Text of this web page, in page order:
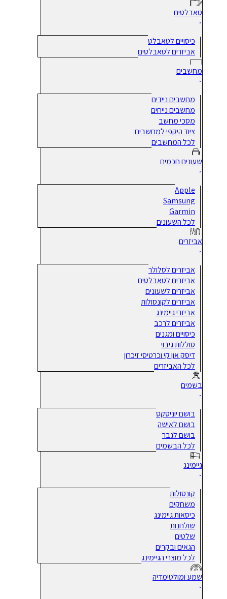
טאבלטים
כיסויים לטאבלט
אביזרים לטאבלטים
מחשבים
מחשבים ניידים
מחשבים נייחים
מסכי מחשב
ציוד היקפי למחשבים
לכל המחשבים
שעונים חכמים
Apple
Samsung
Garmin
לכל השעונים
אביזרים
אביזרים לסלולר
אביזרים לטאבלטים
אביזרים לשעונים
אביזרים לקונסולות
אביזרי גיימינג
אביזרים לרכב
כיסויים ומגנים
סוללות גיבוי
דיסק און קי וכרטיסי זיכרון
לכל האביזרים
בשמים
בושם יוניסקס
בושם לאישה
בושם לגבר
לכל הבשמים
גיימינג
קונסולות
משחקים
כיסאות גיימינג
שולחנות
שלטים
הגאים ובקרים
לכל מוצרי הגיימינג
שמע ומולטימדיה